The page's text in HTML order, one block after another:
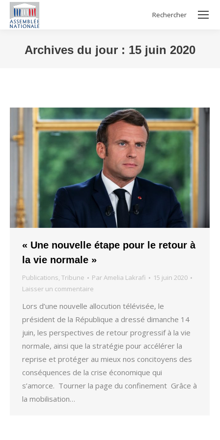
Search:
Rechercher
Archives du jour : 15 juin 2020
« Une nouvelle étape pour le retour à
la vie normale »
Publications, Tribune ParAmelia Lakrafi
15 juin 2020
Laisser un commentaire
Lors d’une nouvelle allocution télévisée, le
président de la République a dressé dimanche 14
juin, les perspectives de retour progressif à la vie
normale, ainsi que la stratégie pour accélérer la
reprise et protéger au mieux nos concitoyens des
conséquences de la crise économique qui
s’amorce. Tourner la page du confinement Grâce à
la mobilisation…